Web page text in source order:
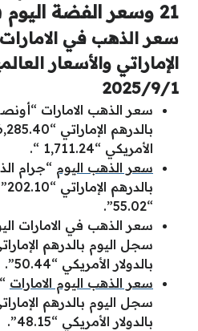
21 وسعر الفضة اليوم في الإمارات
سعر الذهب في الامارات
الإماراتي والأسعار
2025/9/1
سعر الذهب الامارات
الأمريكي “1,711.24 “.
سعر الذهب اليوم
“55.02”.
بالدولار الأمريكي “50.44”.
سعر الذهب اليوم الامارات
بالدولار الأمريكي “48.15”.